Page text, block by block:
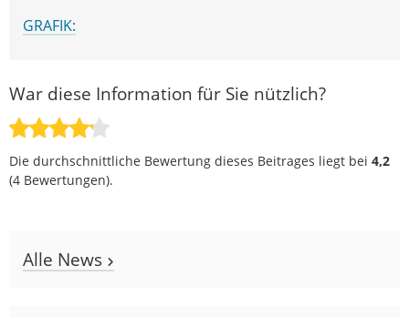
GRAFIK:
War diese Information für Sie nützlich?
Die durchschnittliche Bewertung dieses Beitrages liegt bei 4,2
(4 Bewertungen).
Alle News